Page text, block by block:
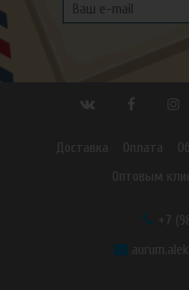
Доставка Оплата
Оптовым
+7